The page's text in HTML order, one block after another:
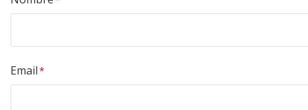
Email